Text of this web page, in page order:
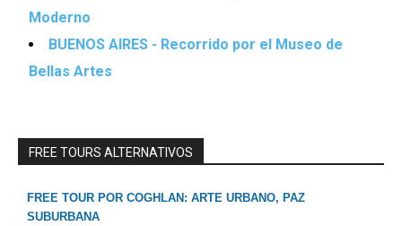
Moderno
BUENOS AIRES - Recorrido por el Museo de
Bellas Artes
FREE TOURS ALTERNATIVOS
FREE TOUR POR COGHLAN: ARTE URBANO, PAZ
SUBURBANA